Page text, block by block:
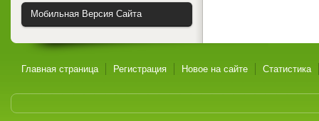
Мобильная Версия Сайта
Главная страница Регистрация Новое на сайте Статистика